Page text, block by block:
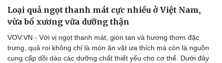
Loại quả ngọt thanh mát cực nhiều ở Việt Nam,
vừa bổ xương vữa dưỡng thận
VOV.VN - Với vị ngọt thanh mát, giòn tan và hương thơm đặc
trưng, quả roi không chỉ là món ăn vặt ưa thích mà còn là nguồn
cung cấp dồi dào các dưỡng chất thiết yếu cho cơ thể. Dưới đây